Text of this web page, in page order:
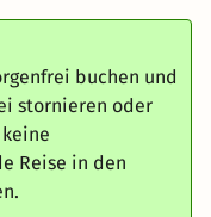
buchen und
stornieren oder
Reise in den